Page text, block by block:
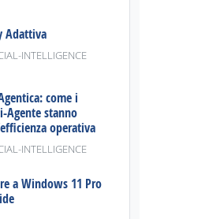
Adattiva
INTELLIGENCE
come i
Agente stanno
operativa
INTELLIGENCE
a Windows 11 Pro